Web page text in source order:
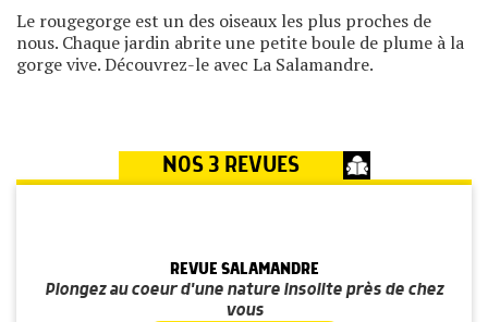
Le rougegorge est un des oiseaux les plus proches de
nous. Chaque jardin abrite une petite boule de plume à la
gorge vive. Découvrez-le avec La Salamandre.
NOS 3 REVUES
REVUE SALAMANDRE
Plongez au coeur d'une nature insolite près de chez
vous